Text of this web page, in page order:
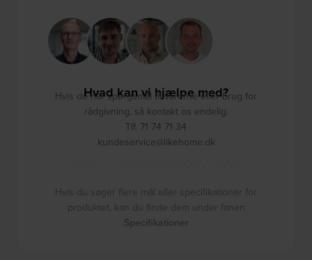
Hvad kan vi hjælpe med?
Hvis du har spørgsmål til varerne eller brug for
rådgivning, så kontakt os endelig.
Tlf. 71 74 71 34
kundeservice@likehome.dk
Hvis du søger flere mål eller specifikationer for
produktet, kan du finde dem under fanen
Specifikationer